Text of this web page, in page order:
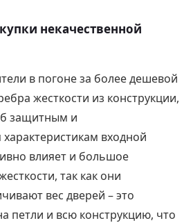
некачественной
в погоне за более дешевой
жесткости из конструкции,
защитным и
входной
влияет и большое
так как они
вес дверей – это
петли и всю конструкцию, что